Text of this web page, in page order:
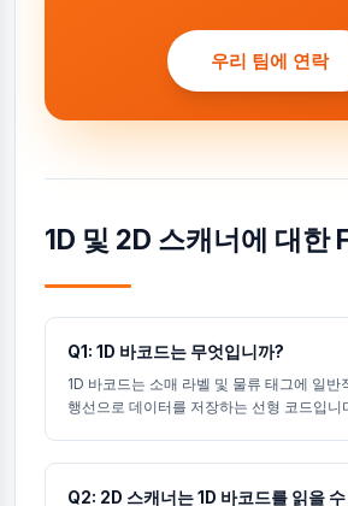
우리 팀에 연락
1D 및 2D 스캐너에 대한
Q1: 1D 바코드는 무엇입니까?
1D 바코드는 소매 라벨 및 물류 태그에 일반
행선으로 데이터를 저장하는 선형 코드입니
Q2: 2D 스캐너는 1D 바코드를 읽을